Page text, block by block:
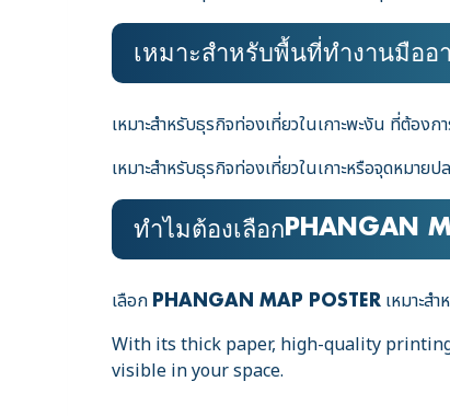
เหมาะสำหรับพื้นที่ทำงานมืออ
เหมาะสำหรับธุรกิจท่องเที่ยวในเกาะพะงัน ที่ต้อ
เหมาะสำหรับธุรกิจท่องเที่ยวในเกาะหรือจุดหมา
ทำไมต้องเลือกPHANGAN
เลือก PHANGAN MAP POSTER เหมาะส
With its thick paper, high-quality
visible in your space.